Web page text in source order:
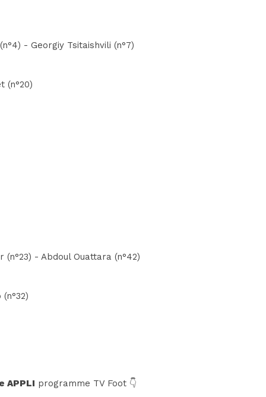
- Georgiy Tsitaishvili (n°7)
(n°20)
- Abdoul Ouattara (n°42)
APPLI programme TV Foot 👇